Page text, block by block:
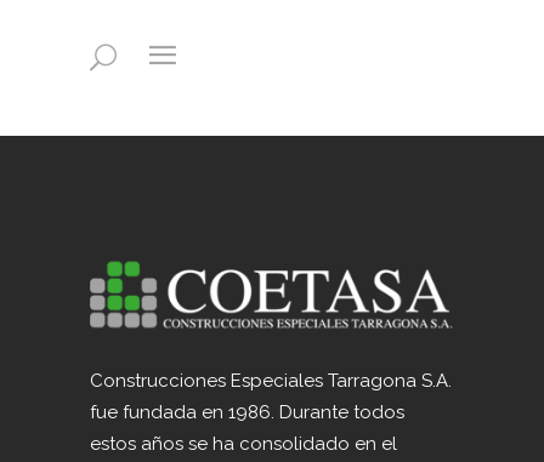
Construcciones Especiales Tarragona S.A.
fue fundada en 1986. Durante todos
estos años se ha consolidado en el